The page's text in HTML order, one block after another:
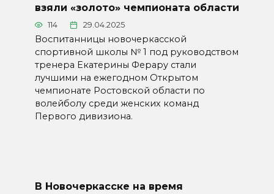
взяли «золото» чемпионата области
114 29.04.2025
Воспитанницы новочеркасской
спортивной школы № 1 под руководством
тренера Екатерины Ферару стали
лучшими на ежегодном Открытом
чемпионате Ростовской области по
волейболу среди женских команд
Первого дивизиона.
В Новочеркасске на время